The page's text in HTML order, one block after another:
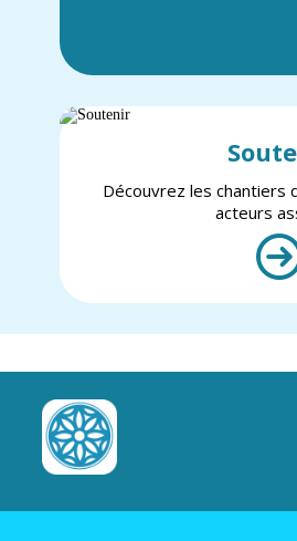
Découvrez les chantiers
acteurs